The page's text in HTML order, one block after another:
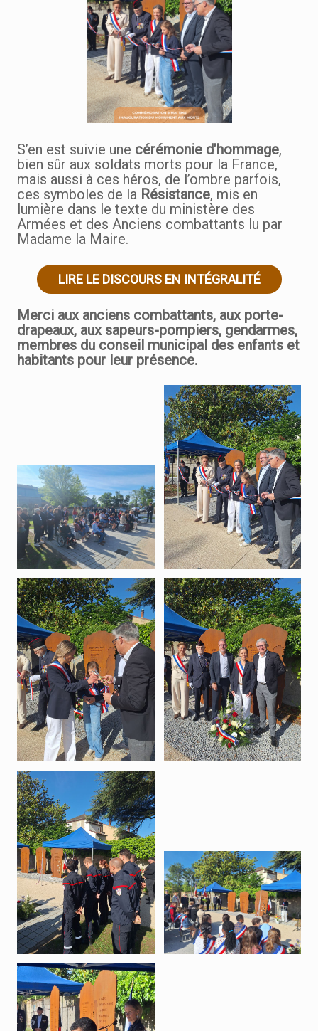
S’en est suivie une cérémonie d’hommage,
bien sûr aux soldats morts pour la France,
mais aussi à ces héros, de l’ombre parfois,
ces symboles de la Résistance, mis en
lumière dans le texte du ministère des
Armées et des Anciens combattants lu par
Madame la Maire.
LIRE LE DISCOURS EN INTÉGRALITÉ
Merci aux anciens combattants, aux porte-
drapeaux, aux sapeurs-pompiers, gendarmes,
membres du conseil municipal des enfants et
habitants pour leur présence.